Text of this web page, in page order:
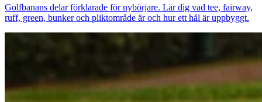
Golfbanans delar förklarade för nybörjare. Lär dig vad tee, fairway,
ruff, green, bunker och pliktområde är och hur ett hål är uppbyggt.